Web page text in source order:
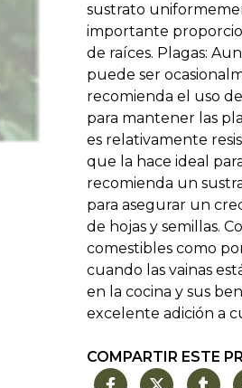
sustrato
importante
de raíces. Plagas:
puede ser
recomienda el uso
para mantener las
es relativamente
que la hace ideal
recomienda un
para asegurar un
de hojas y semillas.
comestibles como
cuando las vainas
en la cocina y sus
excelente adición a
COMPARTIR ESTE